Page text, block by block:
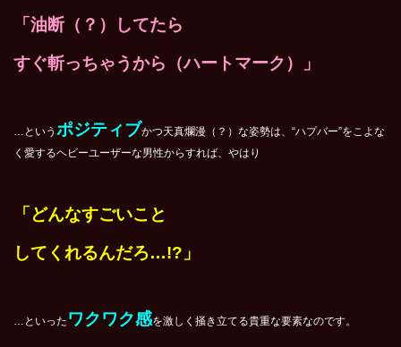
「油断（？）してたら
すぐ斬っちゃうから（ハートマーク）」
…という ポジティブかつ天真爛漫（？）な姿勢は、“ハプバー”をこよな
く愛するヘビーユーザーな男性からすれば、やはり
「どんなすごいこと
してくれるんだろ…!?」
…といった ワクワク感を激しく掻き立てる貴重な要素なのです。